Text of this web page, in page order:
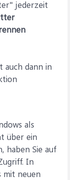
jederzeit
dann in
als
über ein
haben Sie auf
In
mit neuen